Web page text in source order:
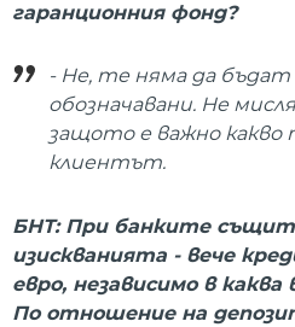
гаранционния фонд?
- Не, те няма да бъдат
обозначавани. Не
защото е важно какво
клиентът.
БНТ: При банките
изискванията - вече
евро, независимо в
По отношение на